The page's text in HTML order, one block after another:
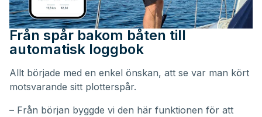
Från spår bakom båten till
automatisk loggbok
Allt började med en enkel önskan, att se var man kört
motsvarande sitt plotterspår.
– Från början byggde vi den här funktionen för att